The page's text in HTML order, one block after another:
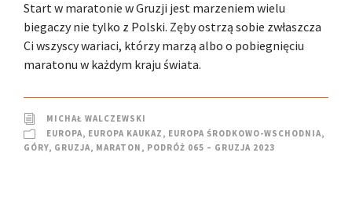
Start w maratonie w Gruzji jest marzeniem wielu
biegaczy nie tylko z Polski. Zęby ostrzą sobie zwłaszcza
Ci wszyscy wariaci, którzy marzą albo o pobiegnięciu
maratonu w każdym kraju świata.
MICHAŁ WALCZEWSKI
EUROPA, EUROPA KAUKAZ , EUROPA ŚRODKOWO-WSCHODNIA,
GÓRY, GRUZJA, MARATON , PODRÓŻ 065 – GRUZJA 2023